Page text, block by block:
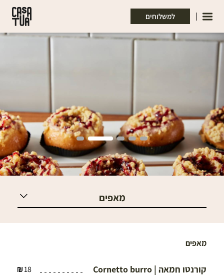
דלג לסרגל הניווט
דלג לתוכן
למשלוחים
מאפים
מאפים
קורנטו חמאה | Cornetto burro 18